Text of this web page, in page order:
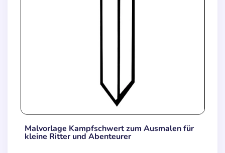
Malvorlage Kampfschwert zum Ausmalen für
kleine Ritter und Abenteurer